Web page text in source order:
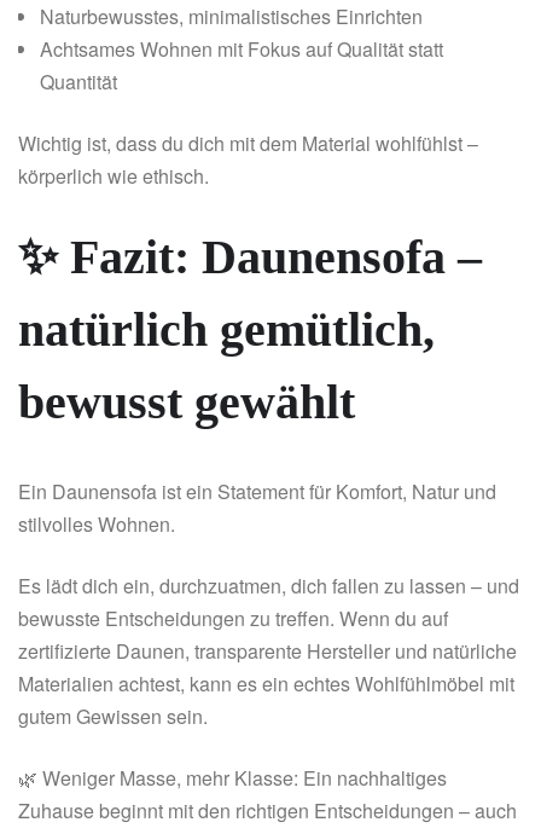
Naturbewusstes, minimalistisches Einrichten
Achtsames Wohnen mit Fokus auf Qualität statt
Quantität
Wichtig ist, dass du dich mit dem Material wohlfühlst –
körperlich wie ethisch.
✨ Fazit: Daunensofa –
natürlich gemütlich,
bewusst gewählt
Ein Daunensofa ist ein Statement für Komfort, Natur und
stilvolles Wohnen.
Es lädt dich ein, durchzuatmen, dich fallen zu lassen – und
bewusste Entscheidungen zu treffen. Wenn du auf
zertifizierte Daunen, transparente Hersteller und natürliche
Materialien achtest, kann es ein echtes Wohlfühlmöbel mit
gutem Gewissen sein.
🌿 Weniger Masse, mehr Klasse: Ein nachhaltiges
Zuhause beginnt mit den richtigen Entscheidungen – auch